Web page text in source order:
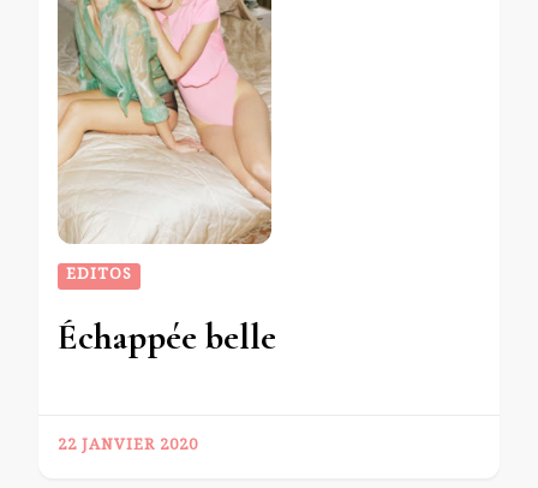
EDITOS
Échappée belle
22 JANVIER 2020